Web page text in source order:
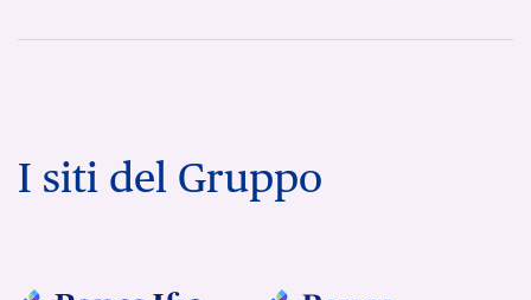
I siti del Gruppo